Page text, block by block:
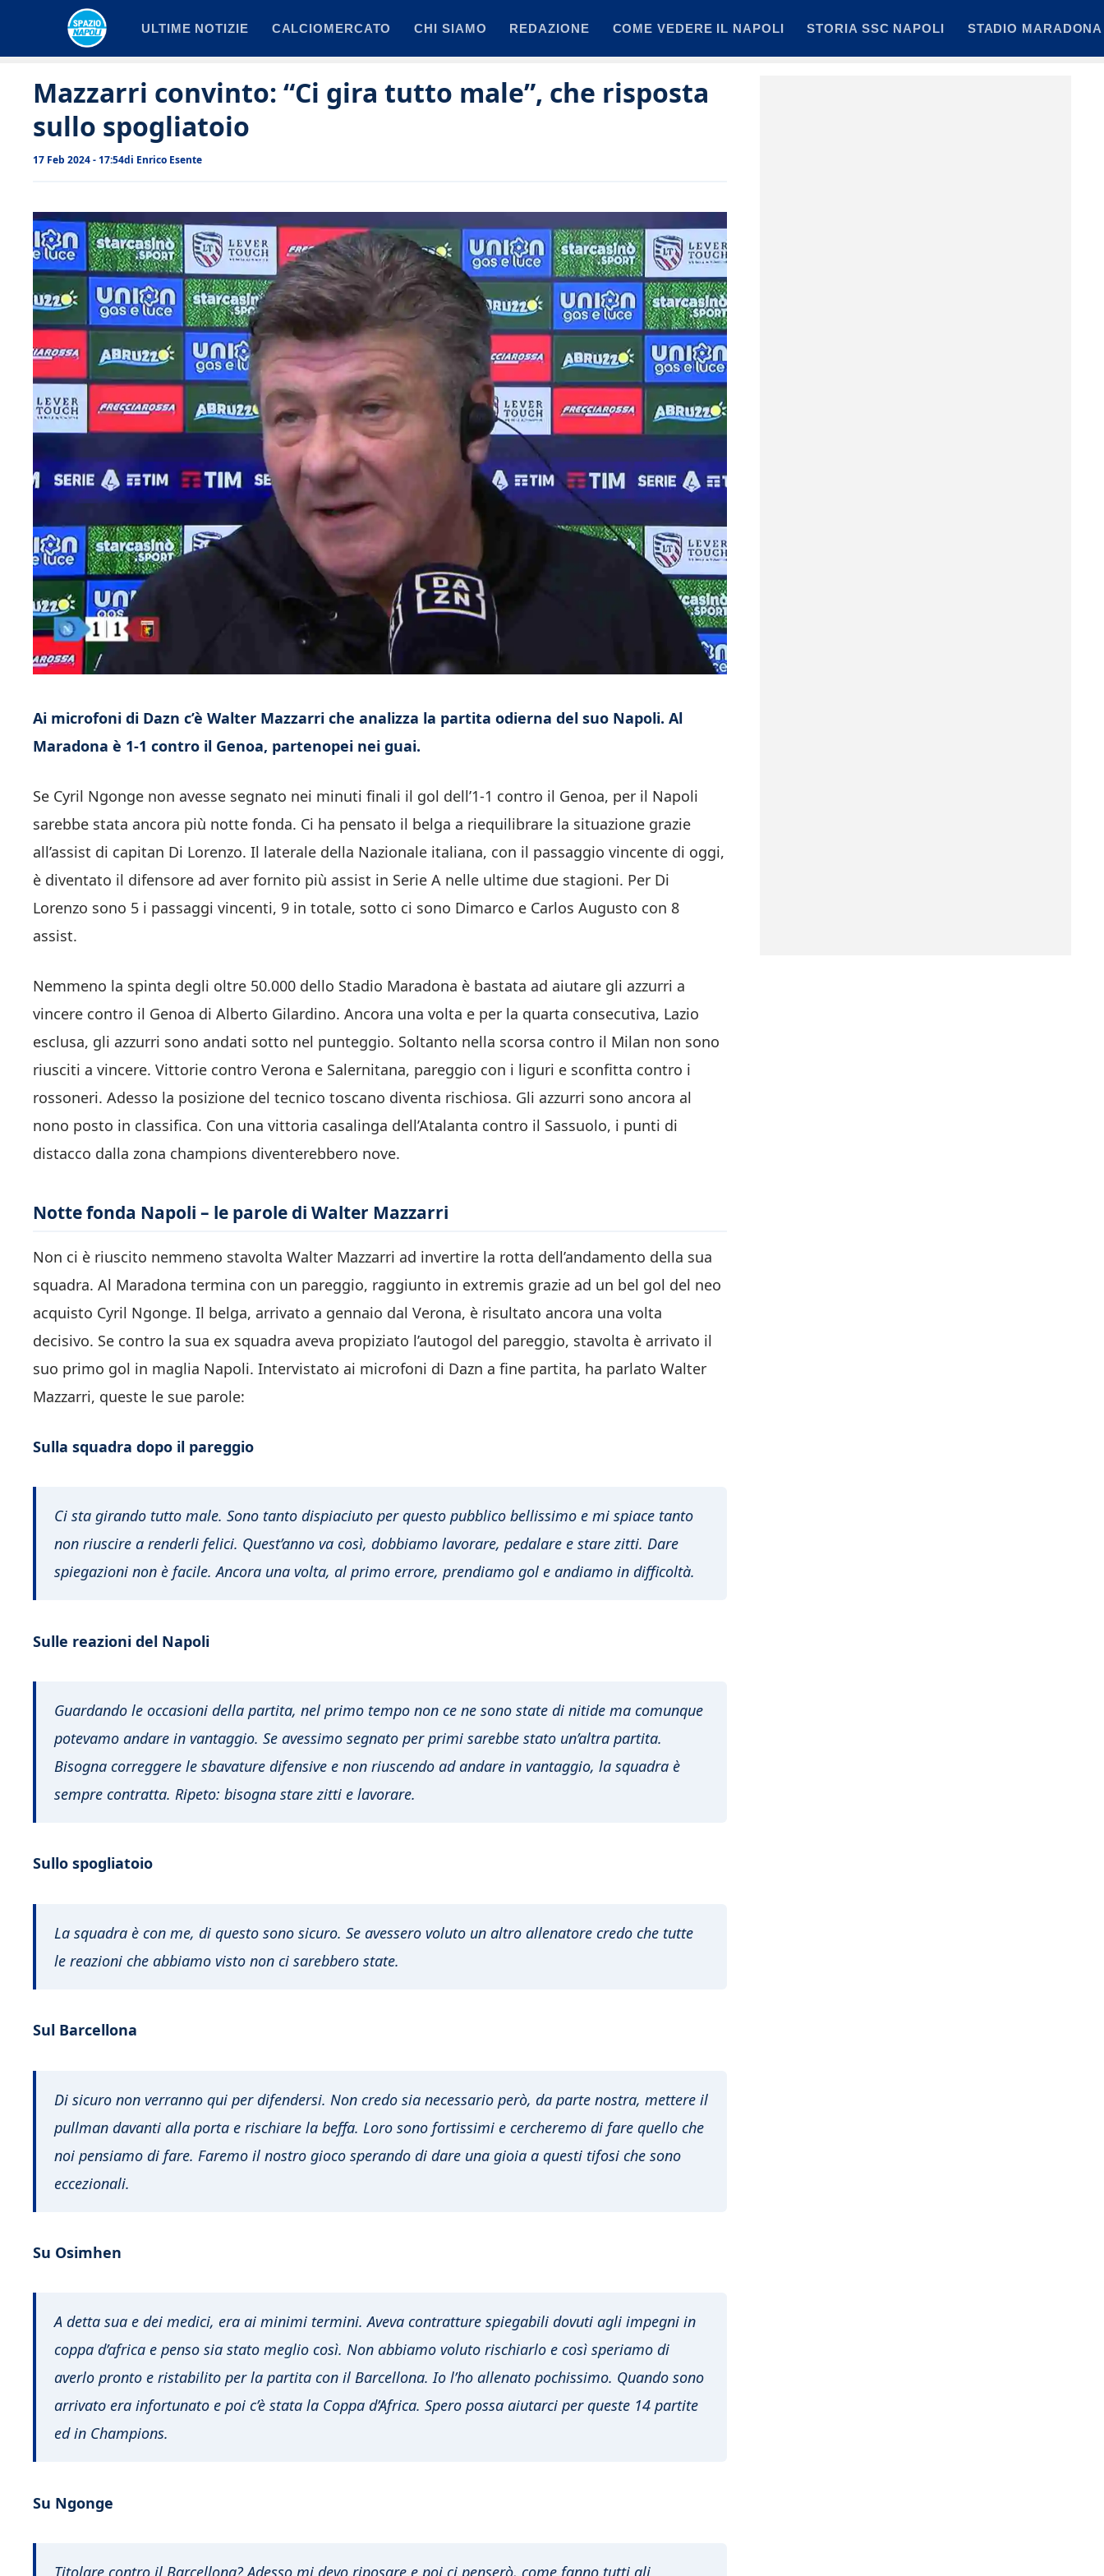
ULTIME NOTIZIE CALCIOMERCATO CHI SIAMO REDAZIONE COME VEDERE IL NAPOLI STORIA SSC NAPOLI STADIO MARADONA
Mazzarri convinto: “Ci gira tutto male”, che risposta
sullo spogliatoio
17 Feb 2024 - 17:54di Enrico Esente
Ai microfoni di Dazn c’è Walter Mazzarri che analizza la partita odierna del suo Napoli. Al
Maradona è 1-1 contro il Genoa, partenopei nei guai.
Se Cyril Ngonge non avesse segnato nei minuti finali il gol dell’1-1 contro il Genoa, per il Napoli
sarebbe stata ancora più notte fonda. Ci ha pensato il belga a riequilibrare la situazione grazie
all’assist di capitan Di Lorenzo. Il laterale della Nazionale italiana, con il passaggio vincente di oggi,
è diventato il difensore ad aver fornito più assist in Serie A nelle ultime due stagioni. Per Di
Lorenzo sono 5 i passaggi vincenti, 9 in totale, sotto ci sono Dimarco e Carlos Augusto con 8
assist.
Nemmeno la spinta degli oltre 50.000 dello Stadio Maradona è bastata ad aiutare gli azzurri a
vincere contro il Genoa di Alberto Gilardino. Ancora una volta e per la quarta consecutiva, Lazio
esclusa, gli azzurri sono andati sotto nel punteggio. Soltanto nella scorsa contro il Milan non sono
riusciti a vincere. Vittorie contro Verona e Salernitana, pareggio con i liguri e sconfitta contro i
rossoneri. Adesso la posizione del tecnico toscano diventa rischiosa. Gli azzurri sono ancora al
nono posto in classifica. Con una vittoria casalinga dell’Atalanta contro il Sassuolo, i punti di
distacco dalla zona champions diventerebbero nove.
Notte fonda Napoli – le parole di Walter Mazzarri
Non ci è riuscito nemmeno stavolta Walter Mazzarri ad invertire la rotta dell’andamento della sua
squadra. Al Maradona termina con un pareggio, raggiunto in extremis grazie ad un bel gol del neo
acquisto Cyril Ngonge. Il belga, arrivato a gennaio dal Verona, è risultato ancora una volta
decisivo. Se contro la sua ex squadra aveva propiziato l’autogol del pareggio, stavolta è arrivato il
suo primo gol in maglia Napoli. Intervistato ai microfoni di Dazn a fine partita, ha parlato Walter
Mazzarri, queste le sue parole:
Sulla squadra dopo il pareggio
Ci sta girando tutto male. Sono tanto dispiaciuto per questo pubblico bellissimo e mi spiace tanto
non riuscire a renderli felici. Quest’anno va così, dobbiamo lavorare, pedalare e stare zitti. Dare
spiegazioni non è facile. Ancora una volta, al primo errore, prendiamo gol e andiamo in difficoltà.
Sulle reazioni del Napoli
Guardando le occasioni della partita, nel primo tempo non ce ne sono state di nitide ma comunque
potevamo andare in vantaggio. Se avessimo segnato per primi sarebbe stato un’altra partita.
Bisogna correggere le sbavature difensive e non riuscendo ad andare in vantaggio, la squadra è
sempre contratta. Ripeto: bisogna stare zitti e lavorare.
Sullo spogliatoio
La squadra è con me, di questo sono sicuro. Se avessero voluto un altro allenatore credo che tutte
le reazioni che abbiamo visto non ci sarebbero state.
Sul Barcellona
Di sicuro non verranno qui per difendersi. Non credo sia necessario però, da parte nostra, mettere il
pullman davanti alla porta e rischiare la beffa. Loro sono fortissimi e cercheremo di fare quello che
noi pensiamo di fare. Faremo il nostro gioco sperando di dare una gioia a questi tifosi che sono
eccezionali.
Su Osimhen
A detta sua e dei medici, era ai minimi termini. Aveva contratture spiegabili dovuti agli impegni in
coppa d’africa e penso sia stato meglio così. Non abbiamo voluto rischiarlo e così speriamo di
averlo pronto e ristabilito per la partita con il Barcellona. Io l’ho allenato pochissimo. Quando sono
arrivato era infortunato e poi c’è stata la Coppa d’Africa. Spero possa aiutarci per queste 14 partite
ed in Champions.
Su Ngonge
Titolare contro il Barcellona? Adesso mi devo riposare e poi ci penserò, come fanno tutti gli